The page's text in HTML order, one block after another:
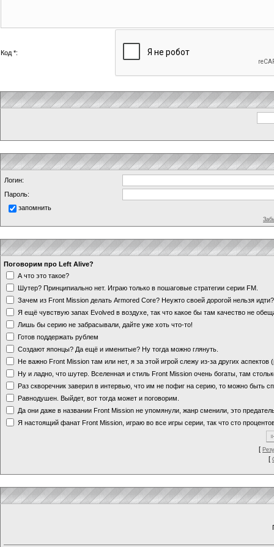
Код *:
Логин:
Пароль:
запомнить
Поговорим про Left Alive?
А что это такое?
Шутер? Принципиально нет. Играю только в пошаговые стратегии серии FM.
Зачем из Front Mission делать Armored Core? Неужто своей дорогой нельзя
Я ещё чувствую запах Evolved в воздухе, так что какое бы там качество не
Лишь бы серию не забрасывали, дайте уже хоть что-то!
Готов поддержать рублем
Создают японцы? Да ещё и именитые? Ну тогда можно глянуть.
Не важно Front Mission там или нет, я за этой игрой слежу из-за других аспектов
Ну и ладно, что шутер. Вселенная и стиль Front Mission очень богаты, там
Раз скворечник заверил в интервью, что им не пофиг на серию, то можно быть
Равнодушен. Выйдет, вот тогда может и поговорим.
Да они даже в названии Front Mission не упомянули, жанр сменили, это
Я настоящий фанат Front Mission, играю во все игры серии, так что сто
[
[